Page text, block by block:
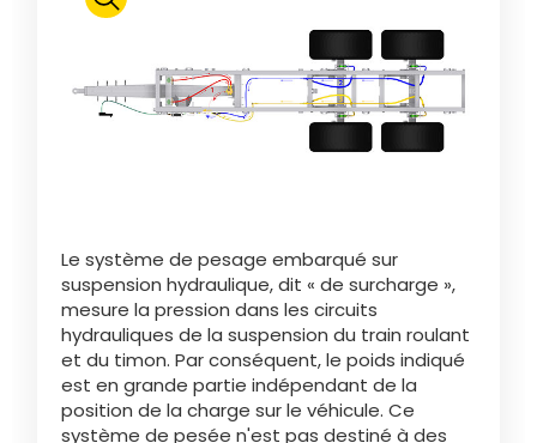
FAN SHOP
JOBS
CONTACT
Télécharger la brochure
Dansk
Română
Le système de pesage embarqué sur
suspension hydraulique, dit « de surcharge »,
mesure la pression dans les circuits
hydrauliques de la suspension du train roulant
et du timon. Par conséquent, le poids indiqué
est en grande partie indépendant de la
position de la charge sur le véhicule. Ce
système de pesée n'est pas destiné à des